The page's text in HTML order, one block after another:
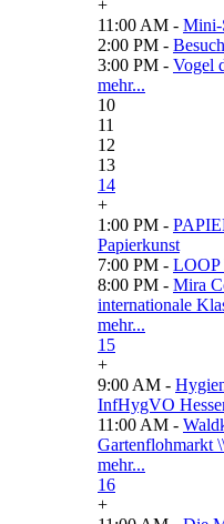
+
11:00 AM - Mini-
2:00 PM -
3:00 PM - Vogel
mehr...
10
11
12
13
14
+
1:00 PM -
Papierkunst
7:00 PM - LOOP
8:00 PM - Mira
internationale
mehr...
15
+
9:00 AM -
InfHygVO
11:00 AM -
Gartenflohmarkt
mehr...
16
+